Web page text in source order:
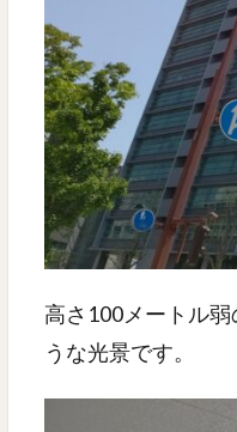
高さ100メートル
うな光景です。